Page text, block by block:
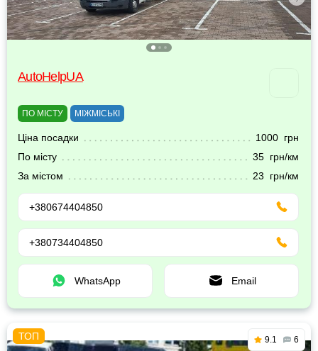
AutoHelpUA
ПО МІСТУ МІЖМІСЬКІ
Ціна посадки
1000 грн
По місту
35 грн/км
За містом
23 грн/км
+380674404850
+380734404850
WhatsApp Email
9.1 6